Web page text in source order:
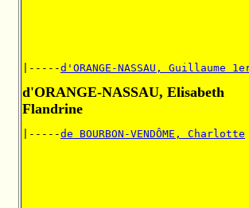
|-----d'ORANGE-NASSAU, Guillaume
d'ORANGE-NASSAU, Elisabeth
Flandrine
|-----de BOURBON-VENDÔME, Charlotte